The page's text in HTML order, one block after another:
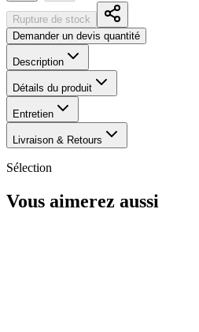
Rupture de stock
Demander un devis quantité
Description
Détails du produit
Entretien
Livraison & Retours
Sélection
Vous aimerez aussi